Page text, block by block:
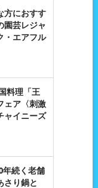
方におすす
園芸レジャ
・エアフル
料理「王
ェア〈刺激
ャイニーズ
年続く老舗
さり鍋と